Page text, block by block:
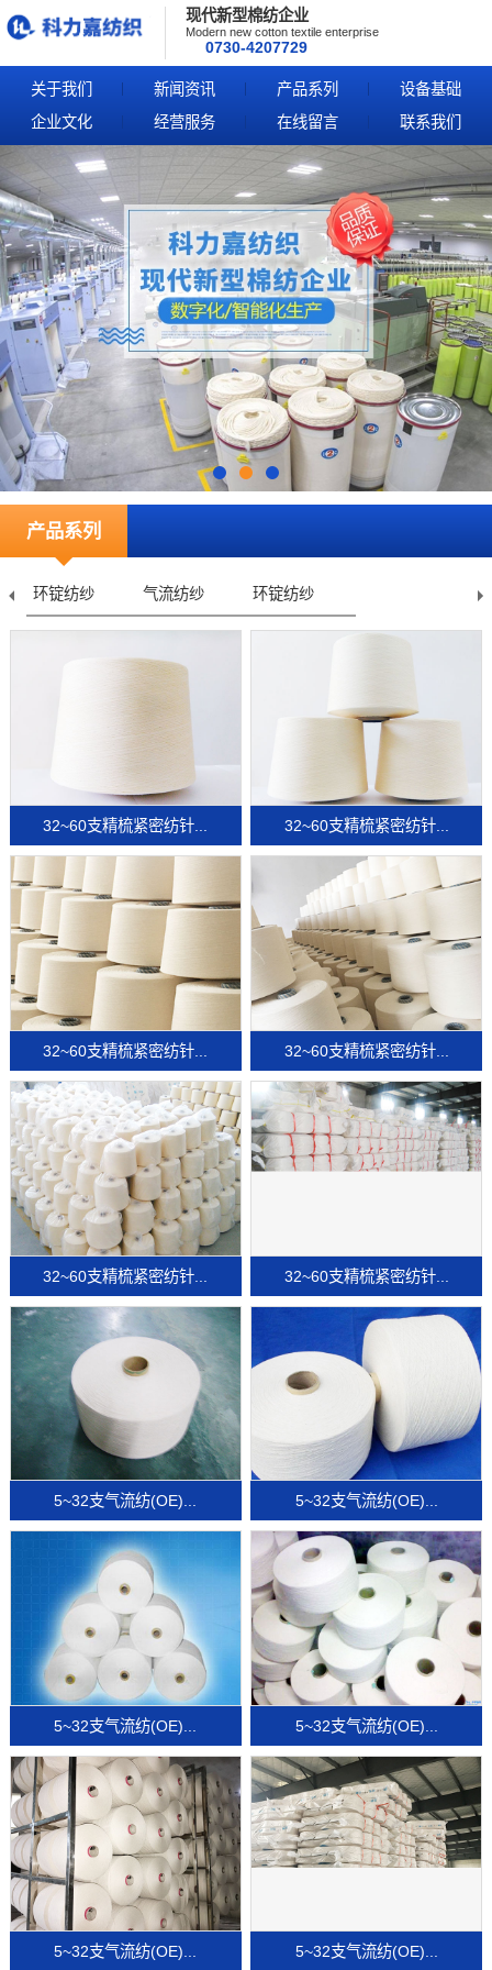
现代新型棉纺企业
Modern new cotton textile enterprise
0730-4207729
关于我们 新闻资讯 产品系列
设备基础
企业文化
经营服务 在线留言 联系我们
产品系列
环锭纺纱 气流纺纱 环锭纺纱
32~60支精梳紧密纺针... 32~60支精梳紧密纺针...
32~60支精梳紧密纺针... 32~60支精梳紧密纺针...
32~60支精梳紧密纺针... 32~60支精梳紧密纺针...
5~32支气流纺(OE)... 5~32支气流纺(OE)...
5~32支气流纺(OE)... 5~32支气流纺(OE)...
5~32支气流纺(OE)... 5~32支气流纺(OE)...